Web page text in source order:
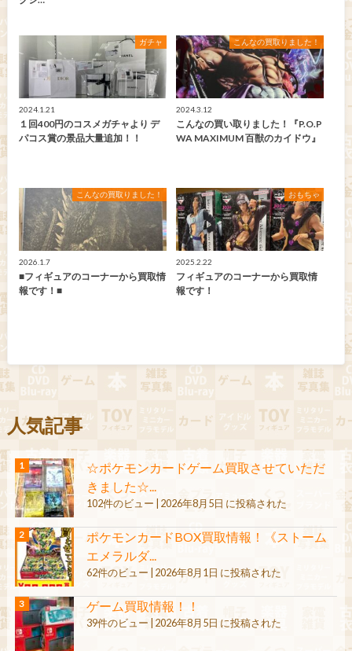
ガチャ
2024.1.21
１回400円のコスメガチャより デ
パコス賞の景品大量追加！！
こんなの買取りました！
2024.3.12
こんなの買い取りました！『P.O.P
WA MAXIMUM 百獣のカイドウ』
こんなの買取りました！
2026.1.7
■フィギュアのコーナーから買取情
報です！■
おもちゃ
2025.2.22
フィギュアのコーナーから買取情
報です！
人気記事
☆ポケモンカードゲーム買取させていただ
きました☆...
102件のビュー 2026年8月5日 に投稿された
ポケモンカードBOX買取情報！《ストーム
エメラルダ...
62件のビュー 2026年8月1日 に投稿された
ゲーム買取情報！！
39件のビュー 2026年8月5日 に投稿された